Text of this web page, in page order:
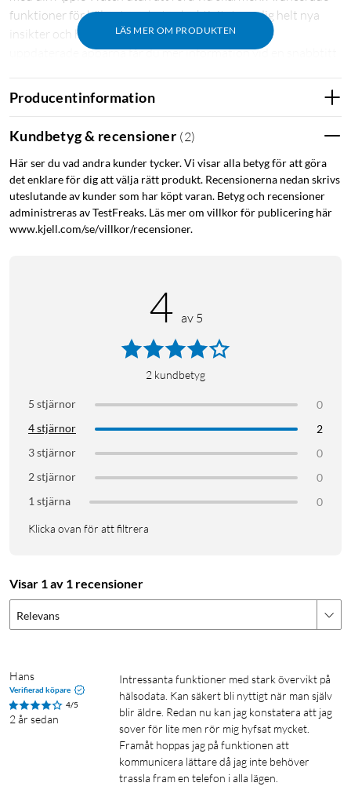
LÄS MER OM PRODUKTEN
funktioner för hälsa, trygghet och aktivitet ger dig helt nya
insikter och hjälp när du behöver det. Och med de
uppdaterade apparna får du mer information vid en snabbtitt.
Koldioxidneutral
Apple Watch Series 9 i kombination med den senaste
sportloopen är koldioxidneutral. Läs mer om Apples
miljöarbete på
apple.com
Mobil uppkoppling
Skicka ett meddelande, ring ett samtal och streama musik
Avancerade hälsofunktioner
Håll ett öga på syrenivån i blodet. Ta ett EKG5 när som helst.
Få varningar om du har oregelbunden hjärtrytm. Med
Sömnfaser ser du hur länge din REM-sömn, bassömn och
djupsömn varade. Temperaturavläsning ger dig information
sinnesstämning för att hjälpa dig bygga mental
motståndskraft.
En motiverande träningspartner
I appen Träning har du en mängd olika sätt att hålla koll på din
Nyskapande trygghetsfunktioner
Falldetektering och kraschdetektering kan ringa
räddningstjänsten om du är med om ett hårt fall eller en
Kompatibel helt enkelt
Den fungerar smidigt med alla dina enheter och tjänster från
Apple. Lås upp din Mac automatiskt. Få ungefärligt avstånd
och riktning till din iPhone med Precisionssökning för vissa
Producentinformation
Kundbetyg & recensioner (2)
Här ser du vad andra kunder tycker. Vi visar alla betyg för att göra
det enklare för dig att välja rätt produkt. Recensionerna nedan skrivs
uteslutande av kunder som har köpt varan. Betyg och recensioner
administreras av TestFreaks. Läs mer om villkor för publicering här
www.kjell.com/se/villkor/recensioner.
4 av 5
2 kundbetyg
5 stjärnor
0
4 stjärnor
2
3 stjärnor
0
2 stjärnor
0
1 stjärna
0
Klicka ovan för att filtrera
Visar 1 av 1 recensioner
Relevans
Hans
Verifierad köpare
4/5
2 år sedan
Intressanta funktioner med stark övervikt på
hälsodata. Kan säkert bli nyttigt när man själv
blir äldre. Redan nu kan jag konstatera att jag
sover för lite men rör mig hyfsat mycket.
Framåt hoppas jag på funktionen att
kommunicera lättare då jag inte behöver
trassla fram en telefon i alla lägen.